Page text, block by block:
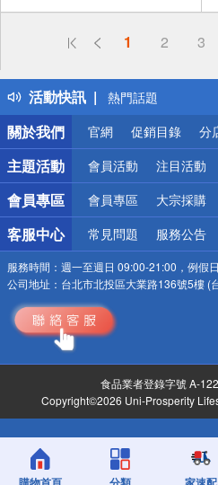
1 2 3
活動快訊
偏遠地區配送
得獎公告
熱門話題
銀行優惠
偏遠地區配送
詐騙網頁！請小心
關於我們
官網 促銷目錄 分
主題活動 會員活動 注目活動
會員專區 會員專區 大宗採購
客服中心 常見問題 服務公告
服務時間： 週一至週日 09:00-21:00，例假
公司地址： 台北市北投區大業路136號5樓 (
食品業者登錄字號 A-
Copyright©2026 Uni-Prosperity